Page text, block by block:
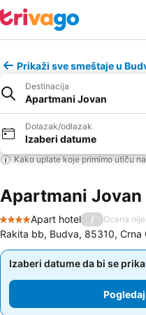
Prikaži sve smeštaje u
Destinacija
Apartmani Jovan
Dolazak/odlazak
Izaberi datume
Kako uplate koje primimo utiču
Apartmani Jovan
4 Zvezdice
Apart hotel / Ocena
Rakita bb, Budva, 85310, Crna
Izaberi datume da bi se
Izaberi datume da bi se